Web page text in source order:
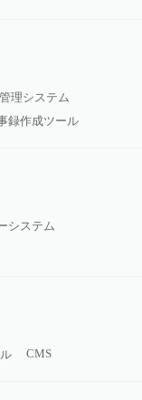
理システム
録作成ツール
システム
CMS